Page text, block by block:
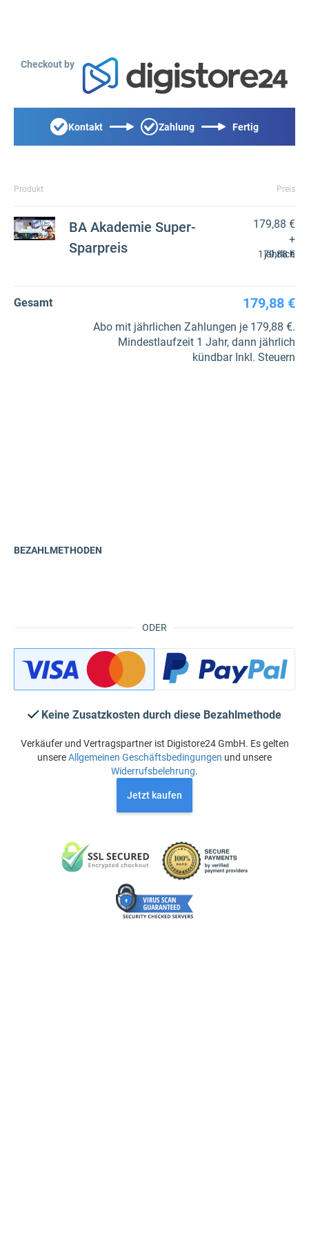
Checkout by
Kontakt Zahlung Fertig
Produkt Preis
BA Akademie Super-
Sparpreis
179,88 €
+
179,88 €
jährlich
Gesamt 179,88 €
Abo mit jährlichen Zahlungen je 179,88 €.
Mindestlaufzeit 1 Jahr, dann jährlich
kündbar Inkl. Steuern
ODER
BEZAHLMETHODEN
Keine Zusatzkosten durch diese Bezahlmethode
Verkäufer und Vertragspartner ist Digistore24 GmbH. Es gelten
unsereAllgemeinen Geschäftsbedingungen und unsere
Widerrufsbelehrung.
Jetzt kaufen